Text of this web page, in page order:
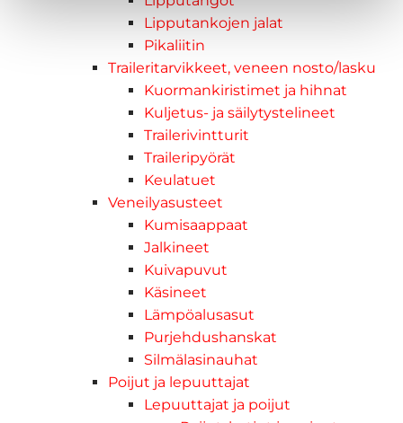
Lipputankojen jalat
Pikaliitin
Traileritarvikkeet, veneen nosto/lasku
Kuormankiristimet ja hihnat
Kuljetus- ja säilytystelineet
Trailerivintturit
Traileripyörät
Keulatuet
Veneilyasusteet
Kumisaappaat
Jalkineet
Kuivapuvut
Käsineet
Lämpöalusasut
Purjehdushanskat
Silmälasinauhat
Poijut ja lepuuttajat
Lepuuttajat ja poijut